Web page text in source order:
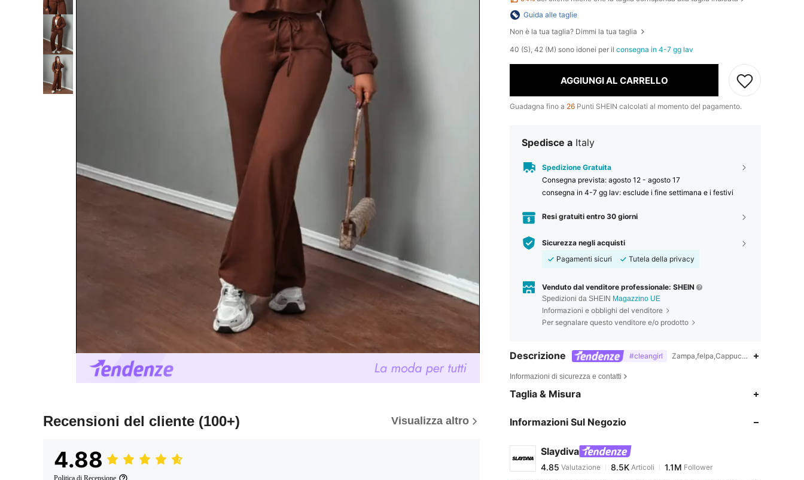
Recensioni del cliente (100+) Visualizza altro
4.88
Politica di Recensione
Guida alle taglie
Non è la tua taglia? Dimmi la tua taglia
40 (S), 42 (M) sono idonei per il consegna in 4-7 gg lav
AGGIUNGI AL CARRELLO
Guadagna fino a 26 Punti SHEIN calcolati al momento del pagamento.
Spedisce a Italy
Spedizione Gratuita
Consegna prevista: agosto 12 - agosto 17
consegna in 4-7 gg lav: esclude i fine settimana e i festivi
Resi gratuiti entro 30 giorni
Sicurezza negli acquisti
Pagamenti sicuri
Tutela della privacy
Venduto dal venditore professionale: SHEIN
Spedizioni da SHEIN Magazzino UE
Informazioni e obblighi del venditore
Per segnalare questo venditore e/o prodotto
Descrizione #cleangirl Zampa,felpa,Cappuccio
Informazioni di sicurezza e contatti
Taglia & Misura
Informazioni Sul Negozio
Slaydiva
4.85 8.5K
4.85 Valutazione 8.5KArticoli
p***spagato1 giorno fa